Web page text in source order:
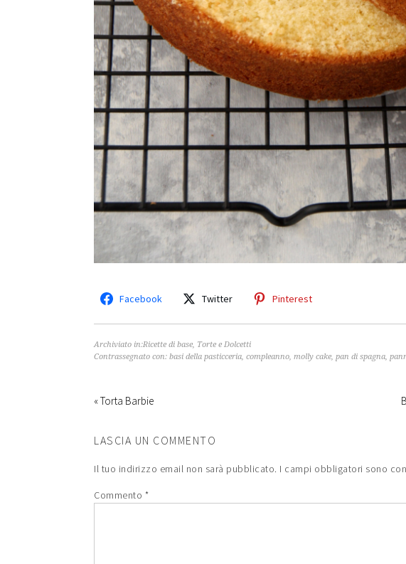
Facebook Twitter Pinterest
Archiviato in:Ricette di base, Torte e Dolcetti
Contrassegnato con: basi della pasticceria, compleanno, molly cake, pan di spagna,
« Torta Barbie
LASCIA UN COMMENTO
Il tuo indirizzo email non sarà pubblicato. I campi obbligatori sono
Commento *